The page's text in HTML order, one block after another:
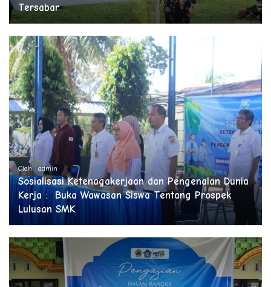
Tersabar
Oleh : admin
Sosialisasi Ketenagakerjaan dan Pengenalan Dunia
Kerja : Buka Wawasan Siswa Tentang Prospek
Lulusan SMK